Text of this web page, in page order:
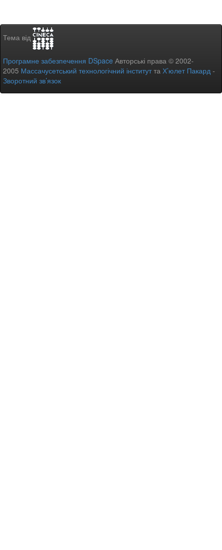
Тема від
Програмне забезпечення DSpace Авторські права © 2002-
2005 Массачусетський технологічний інститутта Х’юлет Пакард -
Зворотний зв’язок